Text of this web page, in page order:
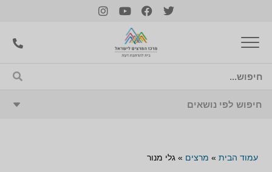
עמוד הבית » מרצים »גלי מנור